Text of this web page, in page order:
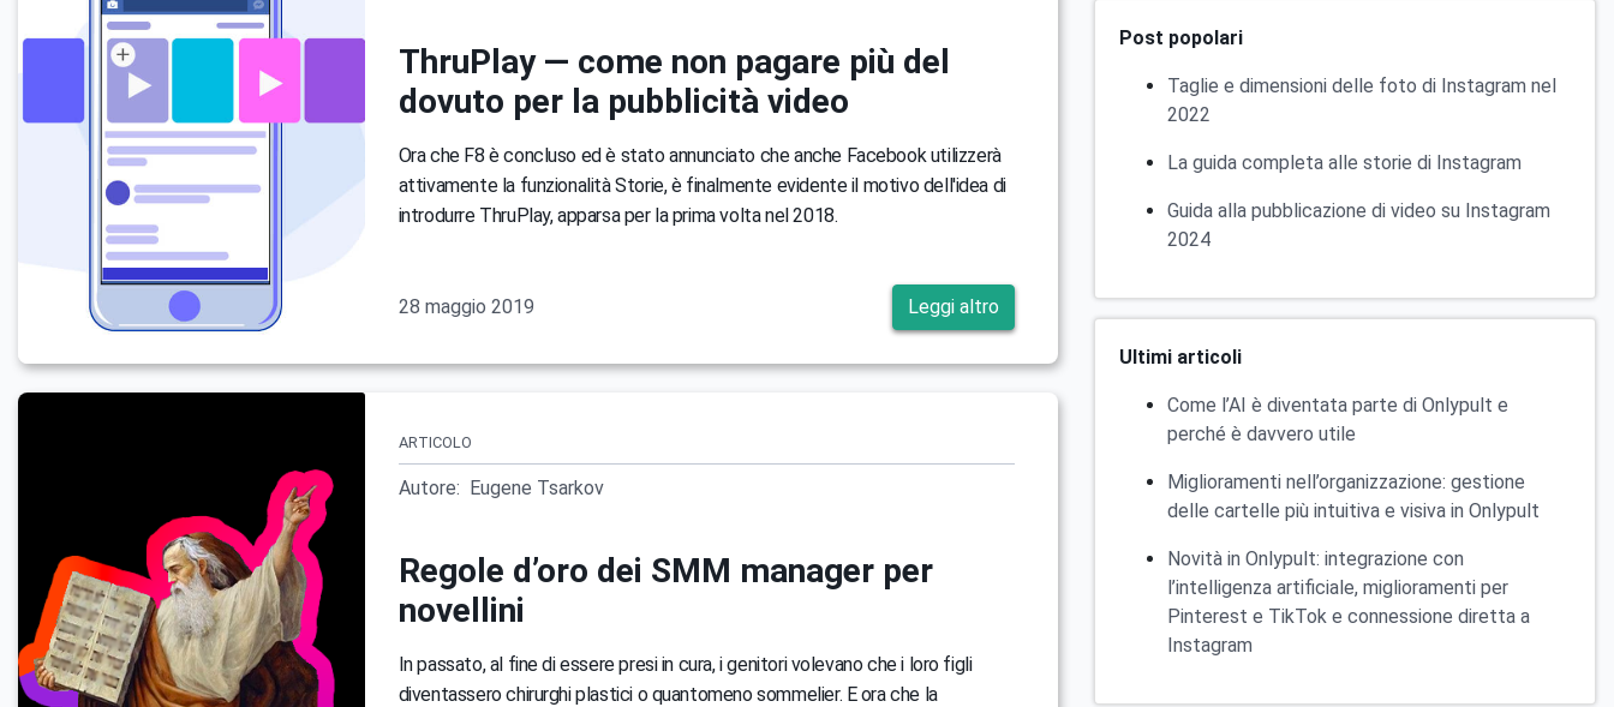
ThruPlay — come non pagare più del
dovuto per la pubblicità video
Ora che F8 è concluso ed è stato annunciato che anche Facebook utilizzerà
attivamente la funzionalità Storie, è finalmente evidente il motivo dell'idea di
introdurre ThruPlay, apparsa per la prima volta nel 2018.
28 maggio 2019 Leggi altro
ARTICOLO
Autore: Eugene Tsarkov
Regole d’oro dei SMM manager per
novellini
In passato, al fine di essere presi in cura, i genitori volevano che i loro figli
diventassero chirurghi plastici o quantomeno sommelier. E ora che la
Post popolari
Taglie e dimensioni delle foto di Instagram nel
2022
La guida completa alle storie di Instagram
Guida alla pubblicazione di video su Instagram
2024
Ultimi articoli
Come l’AI è diventata parte di Onlypult e
perché è davvero utile
Miglioramenti nell’organizzazione: gestione
delle cartelle più intuitiva e visiva in Onlypult
Novità in Onlypult: integrazione con
l’intelligenza artificiale, miglioramenti per
Pinterest e TikTok e connessione diretta a
Instagram